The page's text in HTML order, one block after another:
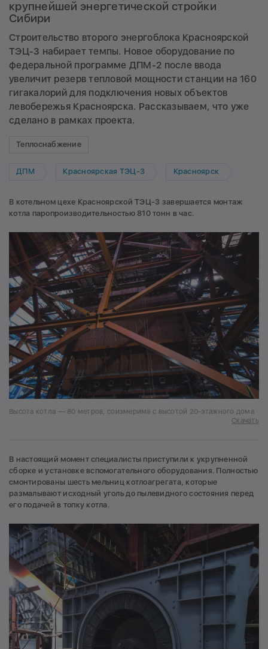
крупнейшей энергетической стройки
Сибири
Строительство второго энергоблока Красноярской
ТЭЦ-3 набирает темпы. Новое оборудование по
федеральной программе ДПМ-2 после ввода
увеличит резерв тепловой мощности станции на 160
гигакалорий для подключения новых объектов
левобережья Красноярска. Рассказываем, что уже
сделано в рамках проекта.
Теплоснабжение
ДПМ Красноярская ТЭЦ-3 Красноярск
В котельном цехе Красноярской ТЭЦ-3 завершается монтаж
котла паропроизводительностью 810 тонн в час.
Высота котла — 80 метров, соизмерима с высотой 20-этажного дома
Скачать
В настоящий момент специалисты приступили к укрупненной
сборке и установке вспомогательного оборудования. Полностью
смонтированы шесть мельниц котлоагрегата, которые
размалывают исходный уголь до пылевидного состояния перед
его подачей в топку котла.